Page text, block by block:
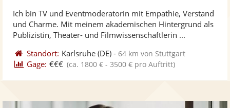
Fotos
5
Ich bin TV und Eventmoderatorin mit Empathie, Verstand
und Charme. Mit meinem akademischen Hintergrund als
Publizistin, Theater- und Filmwissenschaftlerin ...
Standort: Karlsruhe (DE) -64 km von Stuttgart
Gage: €€€ (ca. 1800 € - 3500 € pro Auftritt)